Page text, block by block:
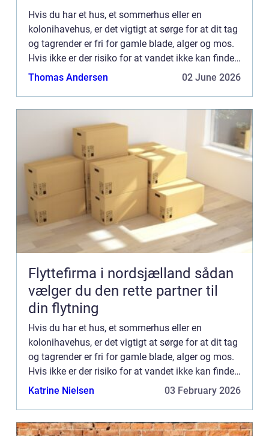
Hvis du har et hus, et sommerhus eller en
kolonihavehus, er det vigtigt at sørge for at dit tag
og tagrender er fri for gamle blade, alger og mos.
Hvis ikke er der risiko for at vandet ikke kan finde
vej ned af taget og i stedet for finder vej ind i ...
Thomas Andersen 02 June 2026
Flyttefirma i nordsjælland sådan
vælger du den rette partner til
din flytning
Hvis du har et hus, et sommerhus eller en
kolonihavehus, er det vigtigt at sørge for at dit tag
og tagrender er fri for gamle blade, alger og mos.
Hvis ikke er der risiko for at vandet ikke kan finde
vej ned af taget og i stedet for finder vej ind i ...
Katrine Nielsen 03 February 2026